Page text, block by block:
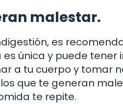
malestar.
es
única y puede tener
a tu cuerpo y tomar
que te generan
te repite.